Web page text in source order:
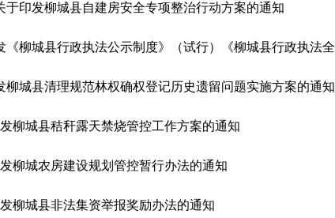
印发柳城县自建房安全专项整治行动方案的通知
城县清理规范林权确权登记历史遗留问题实施方案的通知
柳城县秸秆露天禁烧管控工作方案的通知
柳城农房建设规划管控暂行办法的通知
柳城县非法集资举报奖励办法的通知